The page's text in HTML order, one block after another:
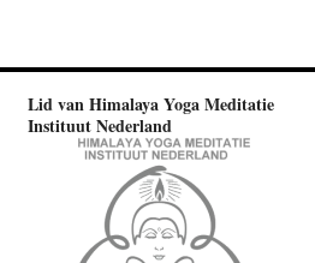
Lid van Himalaya Yoga Meditatie
Instituut Nederland